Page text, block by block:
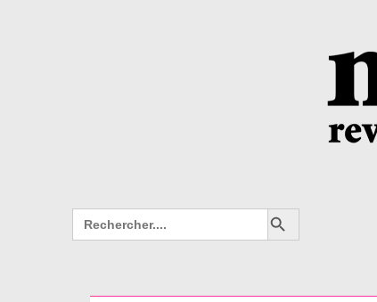
Search
for:
Search Button